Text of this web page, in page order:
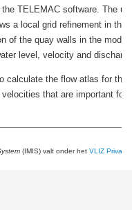
TELEMAC software. The
a local grid refinement in the
of the quay walls in the
level, velocity and
calculate the flow atlas for the
that are important for
(IMIS) valt onder het VLIZ Privacy